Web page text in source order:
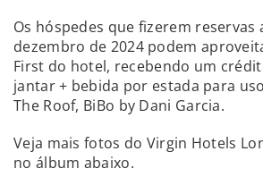
Os hóspedes que fizerem reservas
dezembro de 2024 podem
First do hotel, recebendo um
jantar + bebida por estada para
The Roof, BiBo by Dani Garcia.
Veja mais fotos do Virgin Hotels
no álbum abaixo.